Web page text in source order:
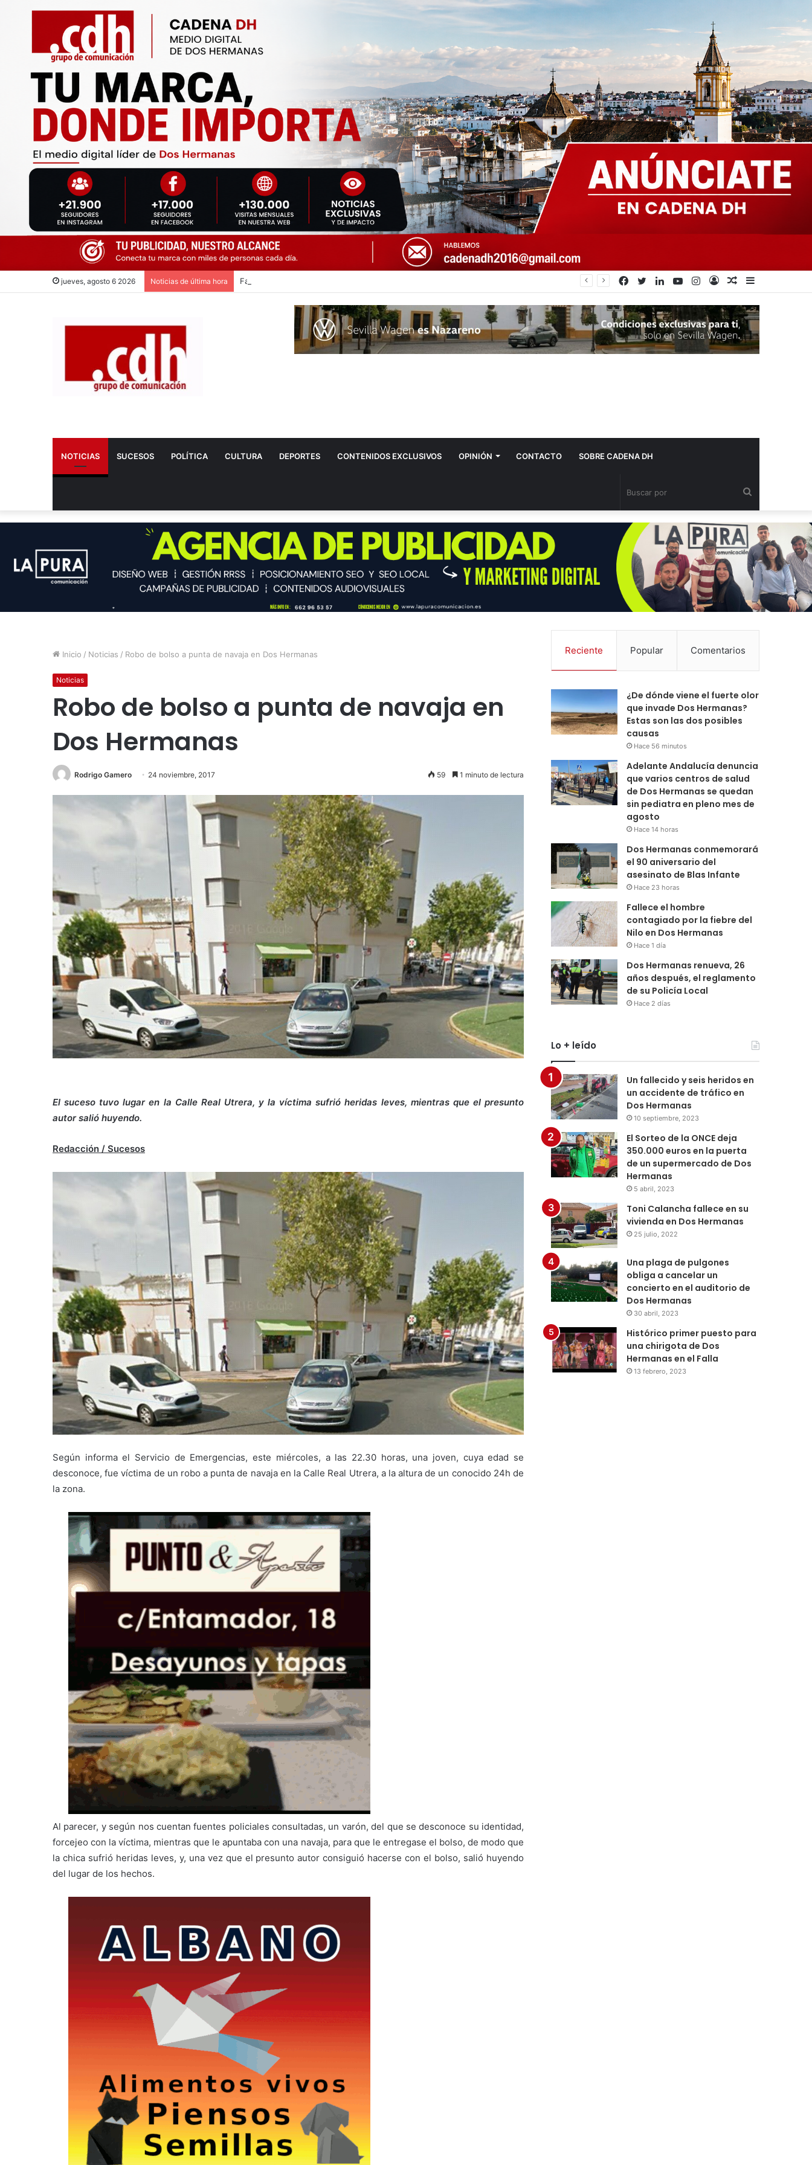
jueves, agosto 6 2026 Noticias de última hora Fallece el hombre contagiado por la fiebre del Nilo en Dos Hermanas
lateral
Publicación
al
azar
Acceso
Instagram
YouTube
LinkedIn
Twitter
Facebook
NOTICIAS SUCESOS POLÍTICA CULTURA DEPORTES CONTENIDOS EXCLUSIVOS OPINIÓN CONTACTO SOBRE CADENA DH
por
Inicio / Noticias / Robo de bolso a punta de navaja en Dos Hermanas
Noticias
Robo de bolso a punta de navaja en
Dos Hermanas
Rodrigo Gamero 24 noviembre, 2017 59 1 minuto de lectura
El suceso tuvo lugar en la Calle Real Utrera, y la víctima sufrió heridas leves, mientras que el presunto
autor salió huyendo.
Redacción / Sucesos
Según informa el Servicio de Emergencias, este miércoles, a las 22.30 horas, una joven, cuya edad se
desconoce, fue víctima de un robo a punta de navaja en la Calle Real Utrera, a la altura de un conocido 24h de
la zona.
Al parecer, y según nos cuentan fuentes policiales consultadas, un varón, del que se desconoce su identidad,
forcejeo con la víctima, mientras que le apuntaba con una navaja, para que le entregase el bolso, de modo que
la chica sufrió heridas leves, y, una vez que el presunto autor consiguió hacerse con el bolso, salió huyendo
del lugar de los hechos.
Reciente Popular Comentarios
¿De dónde viene el fuerte olor
que invade Dos Hermanas?
Estas son las dos posibles
causas
Hace 56 minutos
Adelante Andalucía denuncia
que varios centros de salud
de Dos Hermanas se quedan
sin pediatra en pleno mes de
agosto
Hace 14 horas
Dos Hermanas conmemorará
el 90 aniversario del
asesinato de Blas Infante
Hace 23 horas
Fallece el hombre
contagiado por la fiebre del
Nilo en Dos Hermanas
Hace 1 día
Dos Hermanas renueva, 26
años después, el reglamento
de su Policía Local
Hace 2 días
Lo + leído
Un fallecido y seis heridos en
un accidente de tráfico en
Dos Hermanas
10 septiembre, 2023
El Sorteo de la ONCE deja
350.000 euros en la puerta
de un supermercado de Dos
Hermanas
5 abril, 2023
Toni Calancha fallece en su
vivienda en Dos Hermanas
25 julio, 2022
Una plaga de pulgones
obliga a cancelar un
concierto en el auditorio de
Dos Hermanas
30 abril, 2023
Histórico primer puesto para
una chirigota de Dos
Hermanas en el Falla
13 febrero, 2023